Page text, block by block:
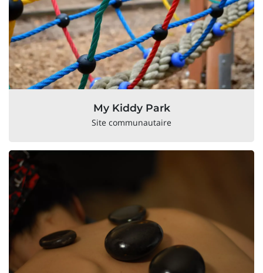
My Kiddy Park
Site communautaire